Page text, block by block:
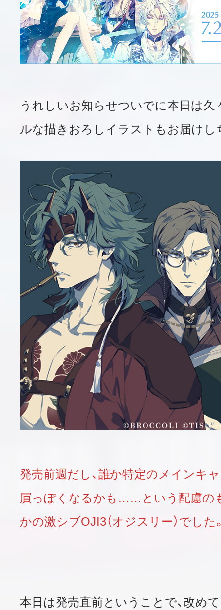
うれしいお知らせついでに本日は久
ルな描きおろしイラストもお届けし
発売前週だし、誰か特定のメインキ
屓っぽくなるかも……という配慮の
かの激シブOJI3（オジスリー） でした
本日は発売直前ということで、改め